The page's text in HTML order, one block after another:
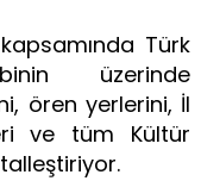
Türk
üzerinde
ören yerlerini, İl
ve tüm Kültür